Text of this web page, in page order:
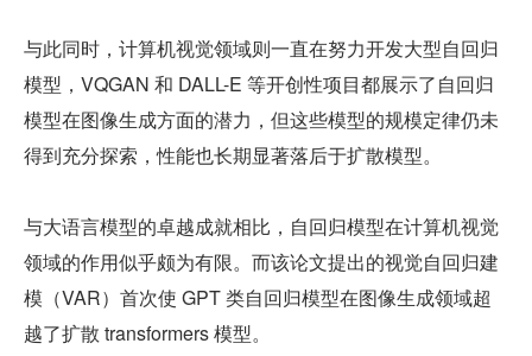
与此同时，计算机视觉领域则一直在努力开发大型自回归
模型，VQGAN 和 DALL-E 等开创性项目都展示了自回归
模型在图像生成方面的潜力，但这些模型的规模定律仍未
得到充分探索，性能也长期显著落后于扩散模型。
与大语言模型的卓越成就相比，自回归模型在计算机视觉
领域的作用似乎颇为有限。而该论文提出的视觉自回归建
模（VAR）首次使 GPT 类自回归模型在图像生成领域超
越了扩散 transformers 模型。